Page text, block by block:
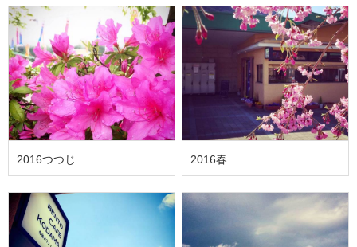
2016つつじ 2016春